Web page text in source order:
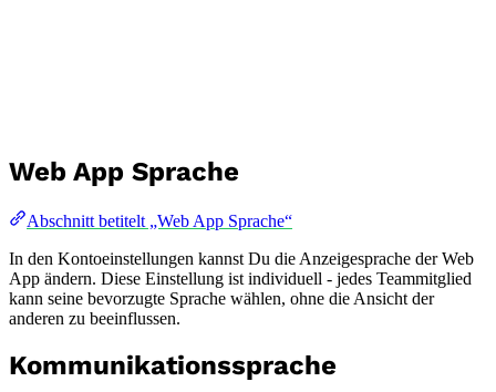
Web App Sprache
Abschnitt betitelt „Web App Sprache“
In den Kontoeinstellungen kannst Du die Anzeigesprache der Web
App ändern. Diese Einstellung ist individuell - jedes Teammitglied
kann seine bevorzugte Sprache wählen, ohne die Ansicht der
anderen zu beeinflussen.
Kommunikationssprache